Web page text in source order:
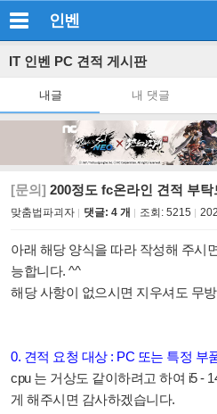
인벤
IT 인벤 PC 견적 게시판
내글 내 댓글
[문의] 200정도 fc온라인 견적 부탁
맞춤법파괴자 댓글: 4 개 조회: 5215
아래 해당 양식을 따라 작성해 주시
능합니다. ^^
해당 사항이 없으시면 지우셔도 무
0. 견적 요청 대상 : PC 또는 특정 부
cpu 는 거상도 같이하려고 하여 i5 -
게 해주시면 감사하겠습니다.